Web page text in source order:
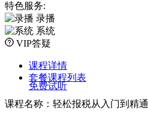
特色服务:
录播
系统
VIP答疑
课程详情
套餐课程列表
免费试听
课程名称：轻松报税从入门到精通